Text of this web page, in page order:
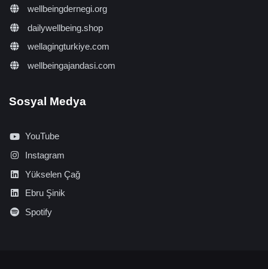
wellbeingdernegi.org
dailywellbeing.shop
wellagingturkiye.com
wellbeingajandasi.com
Sosyal Medya
YouTube
Instagram
Yükselen Çağ
Ebru Şinik
Spotify